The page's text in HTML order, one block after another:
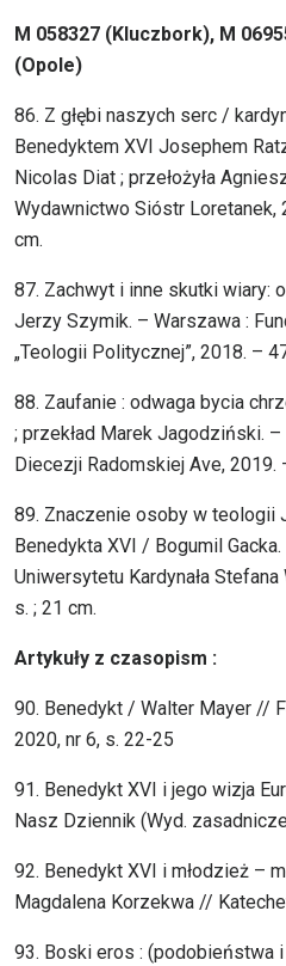
M 058327 (Kluczbork), M
(Opole)
86. Z głębi naszych serc /
Benedyktem XVI Josephem
Nicolas Diat ; przełożyła
Wydawnictwo Sióstr Loretanek,
cm.
87. Zachwyt i inne skutki wiary:
Jerzy Szymik. – Warszawa :
„Teologii Politycznej”, 2018. –
88. Zaufanie : odwaga bycia
; przekład Marek Jagodziński.
Diecezji Radomskiej Ave, 2019.
89. Znaczenie osoby w teologii
Benedykta XVI / Bogumil
Uniwersytetu Kardynała
s. ; 21 cm.
Artykuły z czasopism :
90. Benedykt / Walter Mayer //
2020, nr 6, s. 22-25
91. Benedykt XVI i jego wizja
Nasz Dziennik (Wyd.
92. Benedykt XVI i młodzież –
Magdalena Korzekwa //
93. Boski eros : (podobieństwa